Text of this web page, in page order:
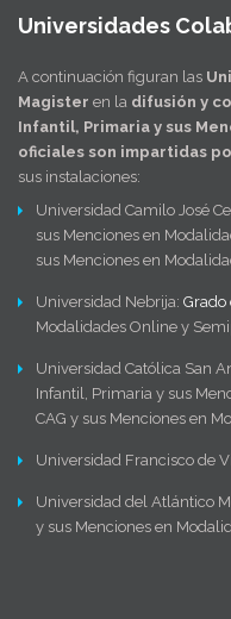
Universidades
A continuación figuran las
Magister en la difusión y
Infantil, Primaria y sus
oficiales son impartidas
sus instalaciones:
Universidad Camilo José
sus Menciones en
sus Menciones en
Universidad Nebrija: Grado
Modalidades Online y
Universidad Católica San
Infantil, Primaria y sus
CAG y sus Menciones en
Universidad Francisco de
Universidad del Atlántico
y sus Menciones en